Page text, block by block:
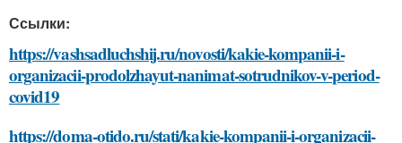
Ссылки:
https://vashsadluchshij.ru/novosti/kakie-kompanii-i-
organizacii-prodolzhayut-nanimat-sotrudnikov-v-period-
covid19
https://doma-otido.ru/stati/kakie-kompanii-i-organizacii-